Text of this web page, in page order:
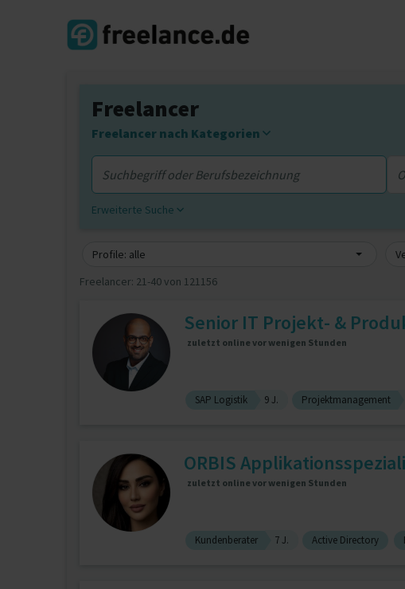
Freelancer
Freelancer nach Kategorien
Erweiterte Suche
Profile: alle
Freelancer: 21-40 von 121156
Senior IT Projekt- &
zuletzt online vor wenigen Stunden
SAP Logistik 9 J. Projektmanagement
ORBIS
zuletzt online vor wenigen Stunden
Kundenberater 7 J. Active Directory